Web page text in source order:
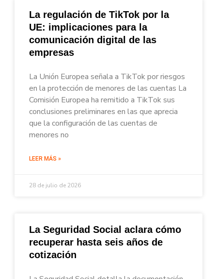
La regulación de TikTok por la
UE: implicaciones para la
comunicación digital de las
empresas
La Unión Europea señala a TikTok por riesgos
en la protección de menores de las cuentas La
Comisión Europea ha remitido a TikTok sus
conclusiones preliminares en las que aprecia
que la configuración de las cuentas de
menores no
LEER MÁS »
28 de julio de 2026
La Seguridad Social aclara cómo
recuperar hasta seis años de
cotización